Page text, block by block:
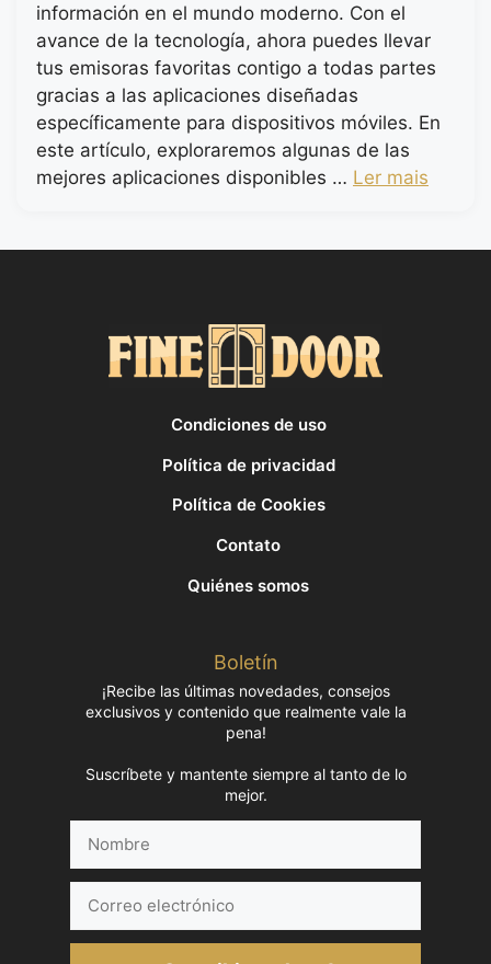
información en el mundo moderno. Con el
avance de la tecnología, ahora puedes llevar
tus emisoras favoritas contigo a todas partes
gracias a las aplicaciones diseñadas
específicamente para dispositivos móviles. En
este artículo, exploraremos algunas de las
mejores aplicaciones disponibles … Ler mais
Condiciones de uso
Política de privacidad
Política de Cookies
Contato
Quiénes somos
Boletín
¡Recibe las últimas novedades, consejos
exclusivos y contenido que realmente vale la
pena!
Suscríbete y mantente siempre al tanto de lo
mejor.
electrónico